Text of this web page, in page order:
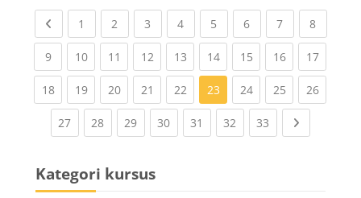
Previous page
1 (current)
2 (current)
3 (current)
4(current)
5 (current)
6(current)
7(current)
8(current)
9(current)
10(current)
11 (current)
12(current)
13(current)
14(current)
15(current)
16(current)
17
18(current)
19(current)
20(current)
21 (current)
22(current)
23 24(current)
25(current)
26
27(current)
28(current)
29(current)
30(current)
31 (current)
32 (current)
33 (current)Next page
Kategori kursus